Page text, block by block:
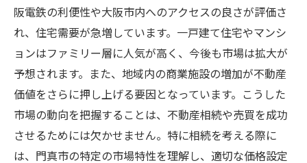
阪電鉄の利便性や大阪市内へのアクセスの良さが評価さ
れ、住宅需要が急増しています。一戸建て住宅やマンシ
ョンはファミリー層に人気が高く、今後も市場は拡大が
予想されます。また、地域内の商業施設の増加が不動産
価値をさらに押し上げる要因となっています。こうした
市場の動向を把握することは、不動産相続や売買を成功
させるためには欠かせません。特に相続を考える際に
は、門真市の特定の市場特性を理解し、適切な価格設定